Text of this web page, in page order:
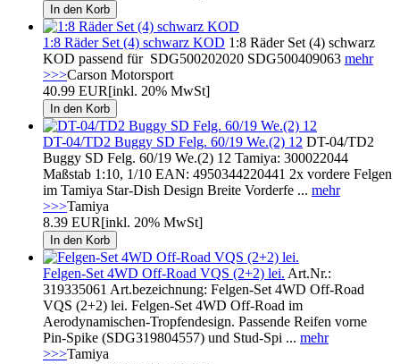
1:8 Räder Set (4) schwarz KOD 1:8 Räder Set (4) schwarz
KOD passend für SDG500202020 SDG500409063 mehr
>>>Carson Motorsport
40.99 EUR[inkl. 20% MwSt]
DT-04/TD2 Buggy SD Felg. 60/19 We.(2) 12 DT-04/TD2
Buggy SD Felg. 60/19 We.(2) 12 Tamiya: 300022044
Maßstab 1:10, 1/10 EAN: 4950344220441 2x vordere Felgen
im Tamiya Star-Dish Design Breite Vorderfe ... mehr
>>>Tamiya
8.39 EUR[inkl. 20% MwSt]
Felgen-Set 4WD Off-Road VQS (2+2) lei. Art.Nr.:
319335061 Art.bezeichnung: Felgen-Set 4WD Off-Road
VQS (2+2) lei. Felgen-Set 4WD Off-Road im
Aerodynamischen-Tropfendesign. Passende Reifen vorne
Pin-Spike (SDG319804557) und Stud-Spi ... mehr
>>>Tamiya